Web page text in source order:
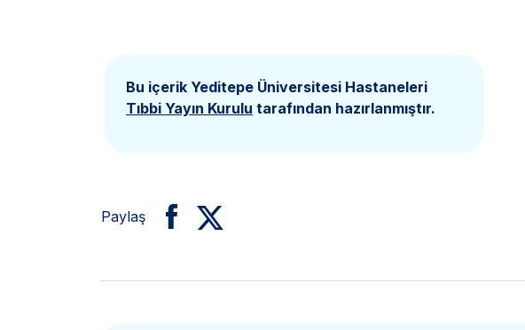
Bu içerik Yeditepe Üniversitesi Hastaneleri
Tıbbi Yayın Kurulu tarafından hazırlanmıştır.
Paylaş